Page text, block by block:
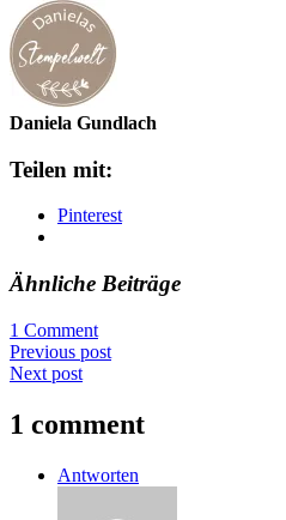
Daniela Gundlach
Teilen mit:
Pinterest
Ähnliche Beiträge
1 Comment
Previous post
Next post
1 comment
Antworten